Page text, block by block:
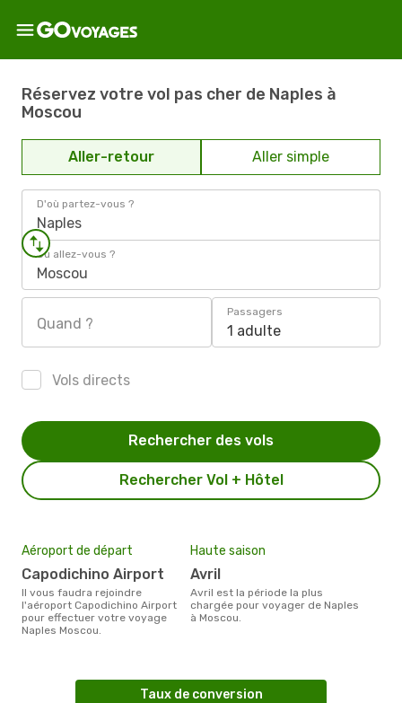
Réservez votre vol pas cher de Naples à
Moscou
Aller-retour Aller simple
D'où partez-vous ?
Naples
Où allez-vous ?
Moscou
Quand ?
Passagers
1 adulte
Vols directs
Rechercher Vol + Hôtel
Rechercher des vols
Aéroport de départ
Capodichino Airport
Il vous faudra rejoindre
l'aéroport Capodichino Airport
pour effectuer votre voyage
Naples Moscou.
Haute saison
avril
avril est la période la plus
chargée pour voyager de Naples
à Moscou.
Taux de conversion